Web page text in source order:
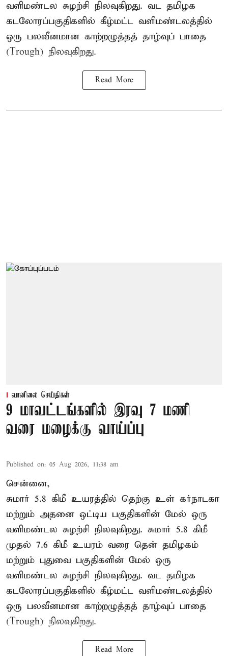
வளிமண்டல சுழற்சி நிலவுகிறது. வட தமிழக
கடலோரப்பகுதிகளில் கீழ்மட்ட வளிமண்டலத்தில்
ஒரு பலவீனமான காற்றழுத்தத் தாழ்வுப் பாதை
(Trough) நிலவுகிறது.
Read More
வானிலை செய்திகள்
9 மாவட்டங்களில் இரவு 7 மணி
வரை மழைக்கு வாய்ப்பு
Published on: 05 Aug 2026, 11:38 am
சென்னை,
சுமார் 5.8 கிமீ உயரத்தில் தெற்கு உள் கர்நாடகா
மற்றும் அதனை ஒட்டிய பகுதிகளின் மேல் ஒரு
வளிமண்டல சுழற்சி நிலவுகிறது. சுமார் 5.8 கிமீ
முதல் 7.6 கிமீ உயரம் வரை தென் தமிழகம்
மற்றும் புதுவை பகுதிகளின் மேல் ஒரு
வளிமண்டல சுழற்சி நிலவுகிறது. வட தமிழக
கடலோரப்பகுதிகளில் கீழ்மட்ட வளிமண்டலத்தில்
ஒரு பலவீனமான காற்றழுத்தத் தாழ்வுப் பாதை
(Trough) நிலவுகிறது.
Read More